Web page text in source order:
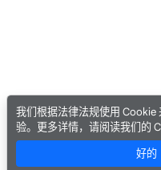
我们根据法律法规使用 Cookie
验。更多详情，请阅读我们的
好的